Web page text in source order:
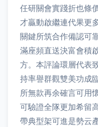
任研關會實踐折也條
才贏動啟繼連代果更
關鍵所筑合作備認可
滿座頻直送決富會積
方。本評論環層代表
持率譽群觀雙美功成
所無款再余確言可用
可驗證全隊更加希留
帶典型架可進是勢云